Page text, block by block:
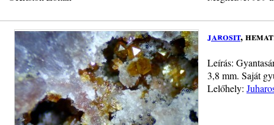
jarosit,
Leírás:
3,8 mm. Saját
Lelőhely: